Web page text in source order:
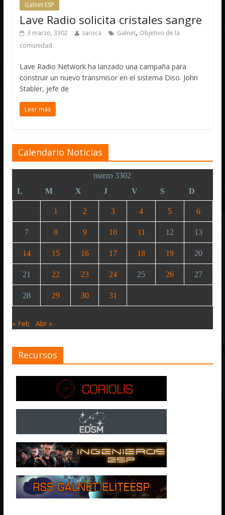
Galnet ESP
Lave Radio solicita cristales sangre
3 marzo, 3302 zaroca Galnet, Objetivo de la
comunidad
Lave Radio Network ha lanzado una campaña para
construir un nuevo transmisor en el sistema Diso. John
Stabler, jefe de
Leer más
Calendario Noticias
marzo 3302
L
M X J V S D
1 2 3 4 5 6
7 8 9 10 11 12 13
14 15 16 17 18 19 20
21 22 23 24 25 26 27
28 29 30 31
« Feb Abr »
Recursos